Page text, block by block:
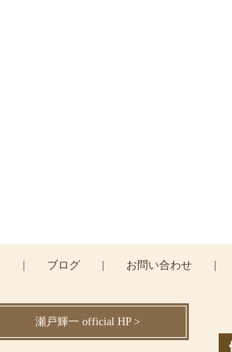
ブログ お問い合わせ
瀬戸輝一 official HP >